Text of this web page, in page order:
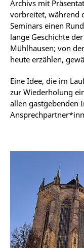
Archivs mit
vorbreitet, während
Seminars einen
lange Geschichte
Mühlhausen; von
heute erzählen,
Eine Idee, die im
zur Wiederholung
allen gastgebenden